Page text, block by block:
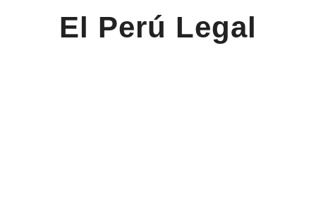
El Perú Legal